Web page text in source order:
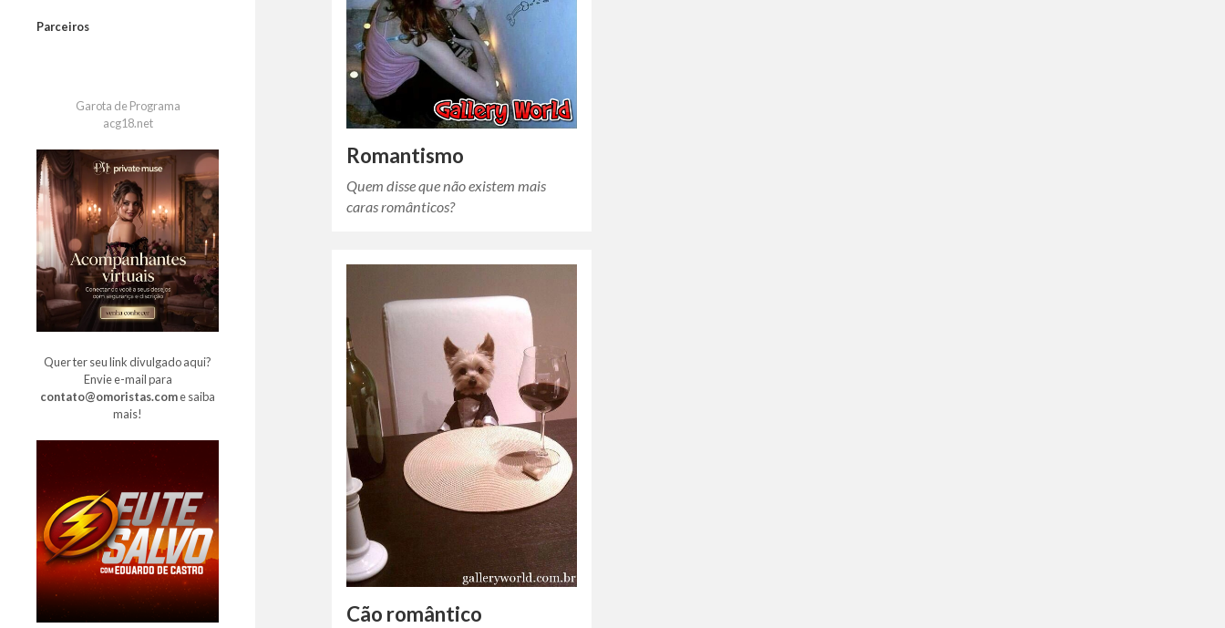
Parceiros
Garota de Programa
acg18.net
Quer ter seu link divulgado aqui?
Envie e-mail para
contato@omoristas.come saiba
mais!
Romantismo
Quem disse que não existem mais
caras românticos?
Cão romântico